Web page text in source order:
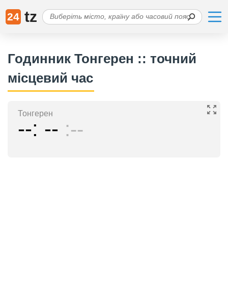
24 tz
Годинник Тонгерен :: точний
місцевий час
Тонгерен
-- -- --